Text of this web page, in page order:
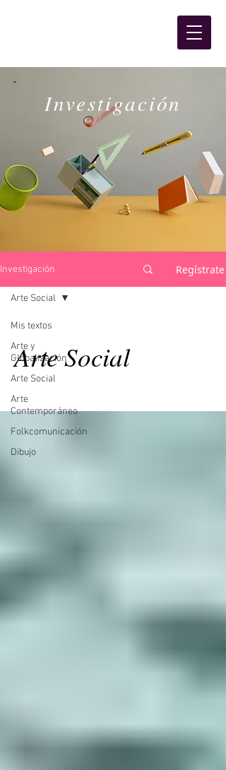
Investigación
Investigación Regístrate
Mis textos
Arte y
Globalización
Arte Social
Arte
Contemporáneo
Folkcomunicación
Dibujo
Arte Social
Arte Social